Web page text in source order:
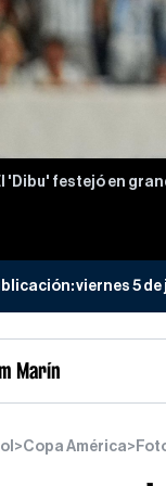
'Dibu' festejó en
viernes 5
Marín
>Copa América>